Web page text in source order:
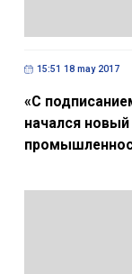
15:51 18 may 2017
«С
начался